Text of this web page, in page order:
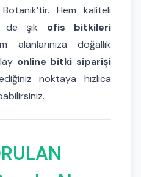
Hem kaliteli
şık ofis bitkileri
doğallık
online bitki siparişi
noktaya hızlıca